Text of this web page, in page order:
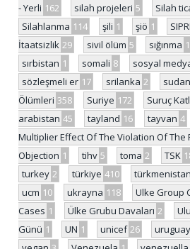
- Yerli 162 silah projeleri 5 Silah
Silahlanma 114 şili 1 şiö 1 SIPRI
İtaatsizlik 29 sivil ölüm 5 sığınma 1
sırbistan 1 somali 8 sosyal
sözleşmeli er 17 srilanka 2 sudan
Ölümleri 358 Suriye 172 Suruç
arabistan 45 tayland 16 tayvan 4
Multiplier Effect Of The Violation Of The
Objection 1 tihv 5 toma 2 TSK
turkey 2 türkiye 410 türkmenistan
ucm 10 ukrayna 118 Ulke Group
Cases 1 Ülke Grubu Davaları 2
Günü 1 UN 1 unicef 26 uruguay